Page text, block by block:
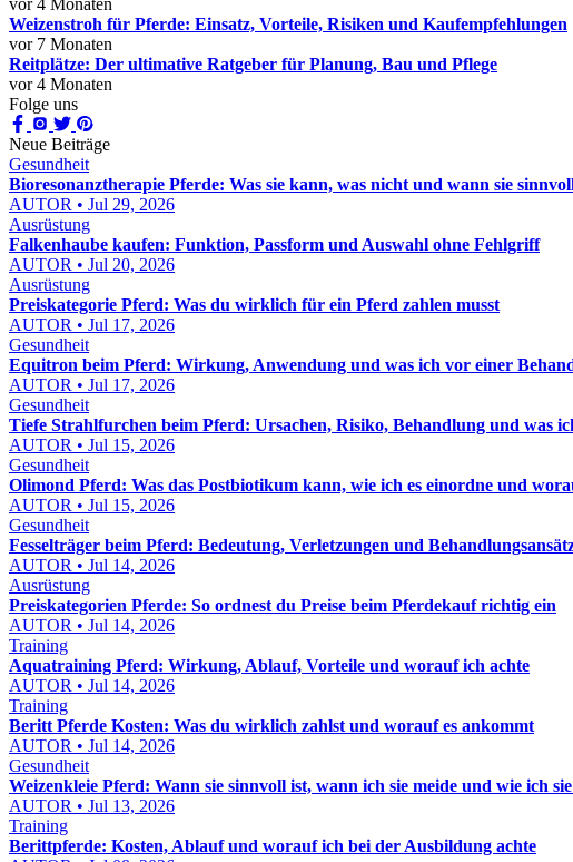
vor 4 Monaten
Weizenstroh für Pferde: Einsatz, Vorteile, Risiken und Kaufempfehlungen
vor 7 Monaten
Reitplätze: Der ultimative Ratgeber für Planung, Bau und Pflege
vor 4 Monaten
Folge uns
Neue Beiträge
Gesundheit
Bioresonanztherapie Pferde: Was sie kann, was nicht und wann sie
AUTOR • Jul 29, 2026
Ausrüstung
Falkenhaube kaufen: Funktion, Passform und Auswahl ohne Fehlgriff
AUTOR • Jul 20, 2026
Ausrüstung
Preiskategorie Pferd: Was du wirklich für ein Pferd zahlen musst
AUTOR • Jul 17, 2026
Gesundheit
Equitron beim Pferd: Wirkung, Anwendung und was ich vor einer
AUTOR • Jul 17, 2026
Gesundheit
Tiefe Strahlfurchen beim Pferd: Ursachen, Risiko, Behandlung und was
AUTOR • Jul 15, 2026
Gesundheit
Olimond Pferd: Was das Postbiotikum kann, wie ich es einordne und
AUTOR • Jul 15, 2026
Gesundheit
Fesselträger beim Pferd: Bedeutung, Verletzungen und
AUTOR • Jul 14, 2026
Ausrüstung
Preiskategorien Pferde: So ordnest du Preise beim Pferdekauf richtig ein
AUTOR • Jul 14, 2026
Training
Aquatraining Pferd: Wirkung, Ablauf, Vorteile und worauf ich achte
AUTOR • Jul 14, 2026
Training
Beritt Pferde Kosten: Was du wirklich zahlst und worauf es ankommt
AUTOR • Jul 14, 2026
Gesundheit
Weizenkleie Pferd: Wann sie sinnvoll ist, wann ich sie meide und wie ich
AUTOR • Jul 13, 2026
Training
Berittpferde: Kosten, Ablauf und worauf ich bei der Ausbildung achte